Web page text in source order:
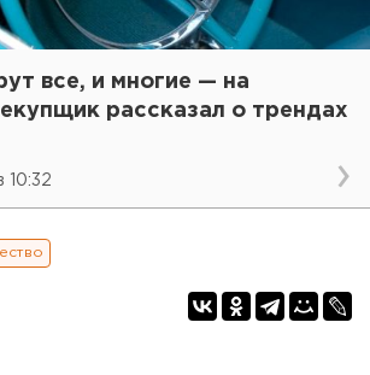
все, и многие — на
рассказал о трендах
10:32